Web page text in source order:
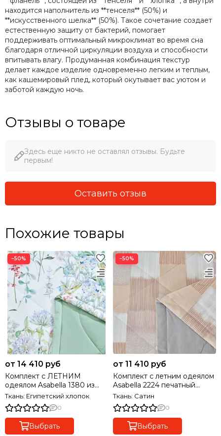
находится наполнитель из **тенселя** (50%) и
**искусственного шелка** (50%). Такое сочетание создает
естественную защиту от бактерий, помогает
поддерживать оптимальный микроклимат во время сна
благодаря отличной циркуляции воздуха и способности
впитывать влагу. Продуманная комбинация текстур
делает каждое изделие одновременно легким и теплым,
как кашемировый плед, который окутывает вас уютом и
заботой каждую ночь.
Отзывы о товаре
Здесь еще никто не оставлял отзывы. Будьте
первым!
Оставить отзыв
Похожие товары
−50%
от 14 410 руб
Комплект с ЛЕТНИМ
одеялом Asabella 1380 из
Египетского хлопка
PREMIUM
Ткань: Египетский хлопок
0
Выбрать
−50%
от 11 410 руб
Комплект с летним одеялом
Asabella 2224 печатный
сатин
Ткань: Сатин
0
Выбрать